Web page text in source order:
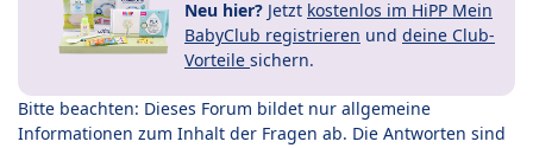
Neu hier? Jetzt kostenlos im HiPP Mein
BabyClub registrieren und deine Club-
Vorteile sichern.
Bitte beachten: Dieses Forum bildet nur allgemeine
Informationen zum Inhalt der Fragen ab. Die Antworten sind